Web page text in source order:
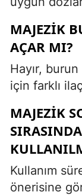
MAJEZIK
AÇAR MI?
Hayır, burun
için farklı
MAJEZIK
Kullanım
önerisine